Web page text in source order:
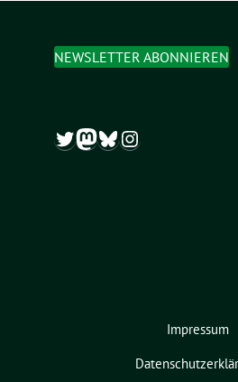
NEWSLETTER ABONNIEREN
Twitter
Mastodon
Bluesky
Instagram
Impressum